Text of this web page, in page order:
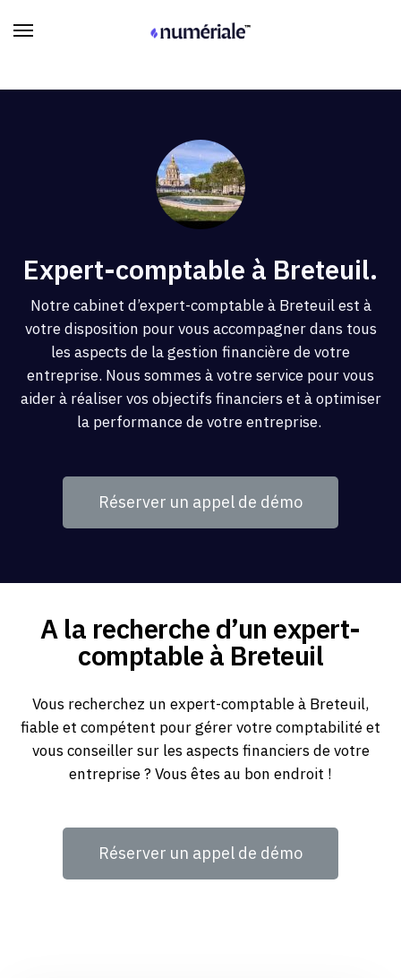
Expert-comptable à Breteuil.
Notre cabinet d’expert-comptable à Breteuil est à
votre disposition pour vous accompagner dans tous
les aspects de la gestion financière de votre
entreprise. Nous sommes à votre service pour vous
aider à réaliser vos objectifs financiers et à optimiser
la performance de votre entreprise.
Réserver un appel de démo
A la recherche d’un expert-
comptable à Breteuil
Vous recherchez un expert-comptable à Breteuil,
fiable et compétent pour gérer votre comptabilité et
vous conseiller sur les aspects financiers de votre
entreprise ? Vous êtes au bon endroit !
Réserver un appel de démo